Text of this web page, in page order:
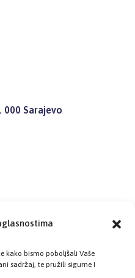
kako bismo poboljšali Vaše
sadržaj, te pružili sigurne I
000 Sarajevo
elektronske
kartice